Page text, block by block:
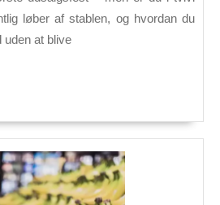
løber af stablen, og hvordan du
uden at blive